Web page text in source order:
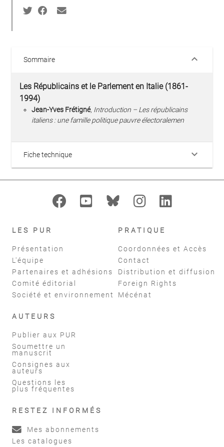
Sommaire keyboard_arrow_down
Les Républicains et le Parlement en Italie (1861-
1994)
Jean-Yves Frétigné, Introduction – Les républicains
italiens : une famille politique pauvre électoralemen
Fiche technique keyboard_arrow_down
LES PUR
Présentation
L'équipe
Partenaires et adhésions
Comité éditorial
Société et environnement
PRATIQUE
Coordonnées et Accès
Contact
Distribution et diffusion
Foreign Rights
Mécénat
AUTEURS
Publier aux PUR
Soumettre un
manuscrit
Consignes aux
auteurs
Questions les
plus fréquentes
RESTEZ INFORMÉS
Mes abonnements
Les catalogues